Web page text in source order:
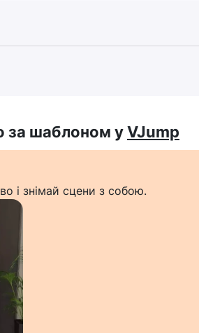
за шаблоном уVJump
і знімай сцени з собою.